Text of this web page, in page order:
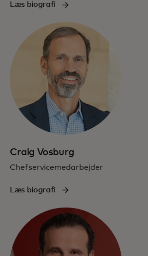
Læs biografi
Craig Vosburg
Chefservicemedarbejder
Læs biografi